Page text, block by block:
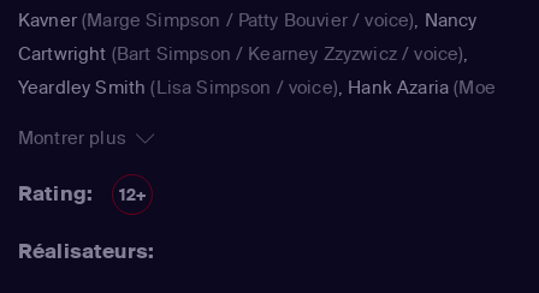
Kavner(Marge Simpson / Patty Bouvier / voice), Nancy
Cartwright (Bart Simpson / Kearney Zzyzwicz / voice),
Yeardley Smith (Lisa Simpson / voice), Hank Azaria (Moe
Lawyer / Lifeguard / Very Tall Man / voice)
Castellaneta(Homer Simpson / Kodos)
(Bart Simpson)
Houten / Clancy Wiggum / Snake Jailbird / Maximilian von
Montrer plus
Rating: 12+
Réalisateurs: